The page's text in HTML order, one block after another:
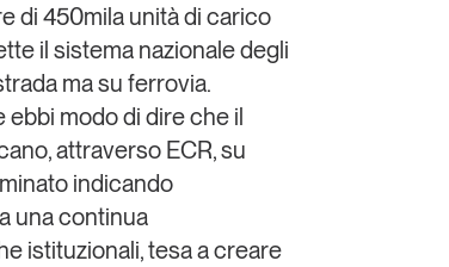
di 450mila unità di carico
il sistema nazionale degli
ma su ferrovia.
modo di dire che il
attraverso ECR, su
indicando
una continua
istituzionali, tesa a creare